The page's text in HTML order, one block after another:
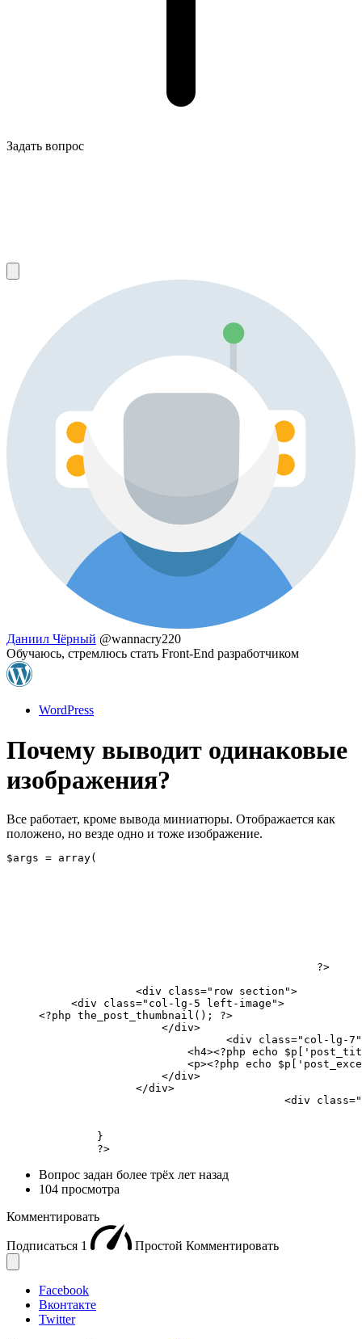
Задать вопрос
Даниил Чёрный @wannacry220
Обучаюсь, стремлюсь стать Front-End разработчиком
WordPress
Почему выводит одинаковые
изображения?
Все работает, кроме вывода миниатюры. Отображается как
положено, но везде одно и тоже изображение.
$args = array(
                    <div class="row section">
          <div class="col-lg-5 left-image">
     <?php the_post_thumbnail(); ?>
                        </div>
<div class="col-lg-
<h4><?php echo
<p><?php echo
                        </div>
                    </div>
              }
              ?>
Вопрос задан более трёх лет назад
104 просмотра
Комментировать
Подписаться 1 Простой Комментировать
Facebook
Вконтакте
Twitter